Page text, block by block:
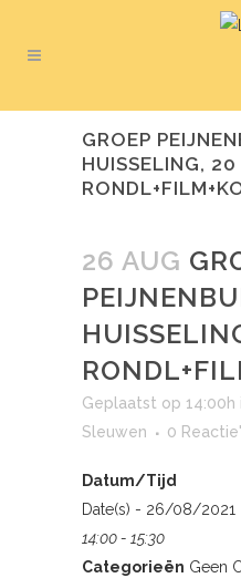
GROEP
HUISSELING, 20
26 AUG
Geplaatst op 14:00h
Sleuwen
0
Datum/Tijd
Date(s) - 26/08/2021
14:00 - 15:30
Categorieën Geen